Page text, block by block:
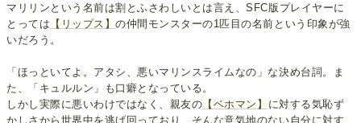
マリリンという名前は割とふさわしいとは言え、SFC版プレイヤーに
とっては 【リップス】の仲間モンスターの1匹目の名前という印象が強
いだろう。
「ほっといてよ。アタシ、悪いマリンスライムなの」な決め台詞。ま
た、「キュルルン」も口癖となっている。
しかし実際に悪いわけではなく、親友の 【ベホマン】 に対する気恥ず
かしさから世界中を逃げ回っており、そんな意気地のない自分に対す